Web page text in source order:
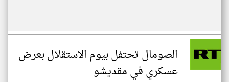
الصومال تحتفل بيوم الاستقلال بعرض
عسكري في مقديشو